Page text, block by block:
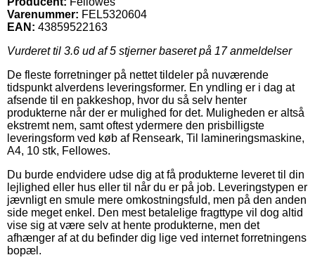
Varenummer: FEL5320604
EAN: 43859522163
Vurderet til 3.6 ud af 5 stjerner baseret på 17anmeldelser
De fleste forretninger på nettet tildeler på nuværende
tidspunkt alverdens leveringsformer. En yndling er i dag at
afsende til en pakkeshop, hvor du så selv henter
produkterne når der er mulighed for det. Muligheden er altså
ekstremt nem, samt oftest ydermere den prisbilligste
leveringsform ved køb af Renseark, Til lamineringsmaskine,
A4, 10 stk, Fellowes.
Du burde endvidere udse dig at få produkterne leveret til din
lejlighed eller hus eller til når du er på job. Leveringstypen er
jævnligt en smule mere omkostningsfuld, men på den anden
side meget enkel. Den mest betalelige fragttype vil dog altid
vise sig at være selv at hente produkterne, men det
afhænger af at du befinder dig lige ved internet forretningens
bopæl.